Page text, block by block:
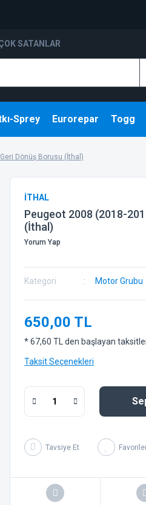
SATANLAR
Sprey Eurorepar Togg
Dönüş Borusu (İthal)
İTHAL
Peugeot 2008 (2018-
(İthal)
Yorum Yap
Kategori Motor Grubu
650,00 TL
* 67,60 TL den başlayan
Taksit Seçenekleri
Tavsiye Et